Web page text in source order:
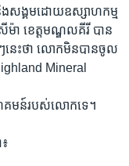
ងសង្គមដោយឧស្សាហកម្ម
ា ខេត្តមណ្ឌលគីរី បាន
មីៗនេះថា លោកមិនបានចូល
Mineral
គមន៍របស់លោកទេ។